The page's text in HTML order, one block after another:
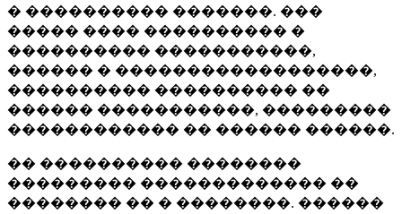
� ���������� �������. ���
����� ���� ���������� �
���������� �����������,
������ � ������������������,
���������� ���������� ��
������ �����������, ���������
������������ �� ������ ������.
�� ���������� ��������
��������� ������������� ��
�������� �� � ��������. ������